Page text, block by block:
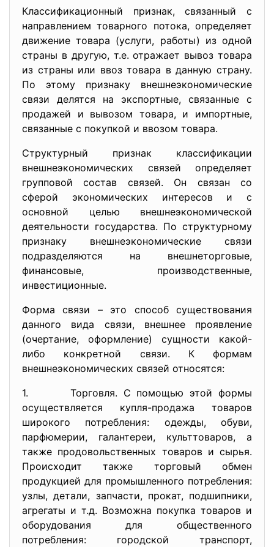
Классификационный признак, связанный с
направлением товарного потока, определяет
движение товара (услуги, работы) из одной
страны в другую, т.е. отражает вывоз товара
из страны или ввоз товара в данную страну.
По этому признаку внешнеэкономические
связи делятся на экспортные, связанные с
продажей и вывозом товара, и импортные,
связанные с покупкой и ввозом товара.
Структурный признак классификации
внешнеэкономических связей определяет
групповой состав связей. Он связан со
сферой экономических интересов и с
основной целью внешнеэкономической
деятельности государства. По структурному
признаку внешнеэкономические связи
подразделяются на внешнеторговые,
финансовые, производственные,
инвестиционные.
Форма связи – это способ существования
данного вида связи, внешнее проявление
(очертание, оформление) сущности какой-
либо конкретной связи. К формам
внешнеэкономических связей относятся:
1. Торговля. С помощью этой формы
осуществляется купля-продажа товаров
широкого потребления: одежды, обуви,
парфюмерии, галантереи, культтоваров, а
также продовольственных товаров и сырья.
Происходит также торговый обмен
продукцией для промышленного потребления:
узлы, детали, запчасти, прокат, подшипники,
агрегаты и т.д. Возможна покупка товаров и
оборудования для общественного
потребления: городской транспорт,